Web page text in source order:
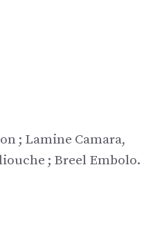
; Lamine Camara,
; Breel Embolo.